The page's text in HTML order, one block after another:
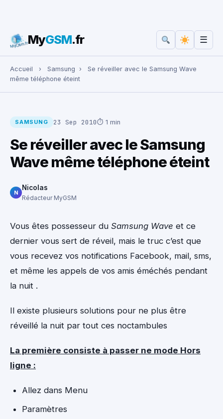
Rechercher :
MyGSM.fr ☰
Accueil › Samsung ›
Se réveiller avec le Samsung Wave
même téléphone éteint
SAMSUNG 23 Sep 2010⏱ 1 min
Se réveiller avec le Samsung
Wave même téléphone éteint
N
Nicolas
Rédacteur MyGSM
Vous êtes possesseur du Samsung Wave et ce
dernier vous sert de réveil, mais le truc c’est que
vous recevez vos notifications Facebook, mail, sms,
et même les appels de vos amis éméchés pendant
la nuit .
Il existe plusieurs solutions pour ne plus être
réveillé la nuit par tout ces noctambules
La première consiste à passer ne mode Hors
ligne :
Allez dans Menu
Paramètres